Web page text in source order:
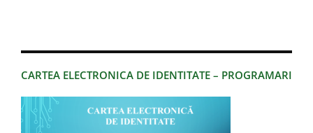
CARTEA ELECTRONICA DE IDENTITATE – PROGRAMARI